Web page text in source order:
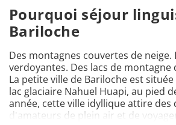
Pourquoi séjour
Bariloche
Des montagnes couvertes de neige.
verdoyantes. Des lacs de
La petite ville de Bariloche est
lac glaciaire Nahuel Huapi, au pied
année, cette ville idyllique attire des
d'amateurs de plein air et de